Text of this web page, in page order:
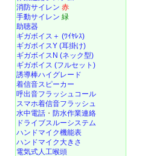
消防サイレン 赤
手動サイレン 緑
助聴器
ギガボイス＋ (ﾜｲﾔﾚｽ)
ギガボイスY (耳掛け)
ギガボイスN (ネック型)
ギガボイス (フルセット)
誘導棒ハイグレード
着信音スピーカー
呼出音フラッシュコール
スマホ着信音フラッシュ
水中電話 ・ 防水作業連絡
ドライブスルーシステム
ハンドマイク機能表
ハンドマイク大きさ
電気式人工喉頭